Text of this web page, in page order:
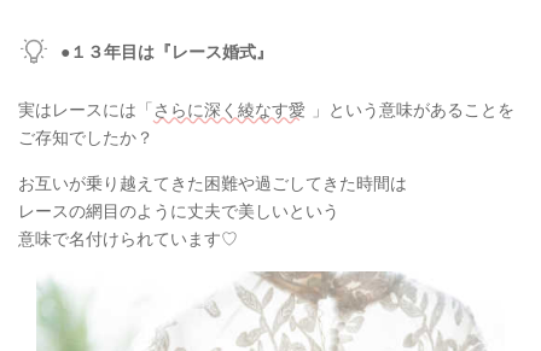
●１３年目は『レース婚式』
実はレースには「 さらに深く綾なす愛
」という意味があることを
ご存知でしたか？
お互いが乗り越えてきた困難や過ごしてきた時間は
レースの網目のように丈夫で美しいという
意味で名付けられています♡